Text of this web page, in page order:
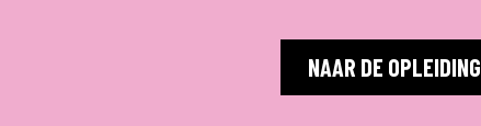
NAAR DE OPLEIDING